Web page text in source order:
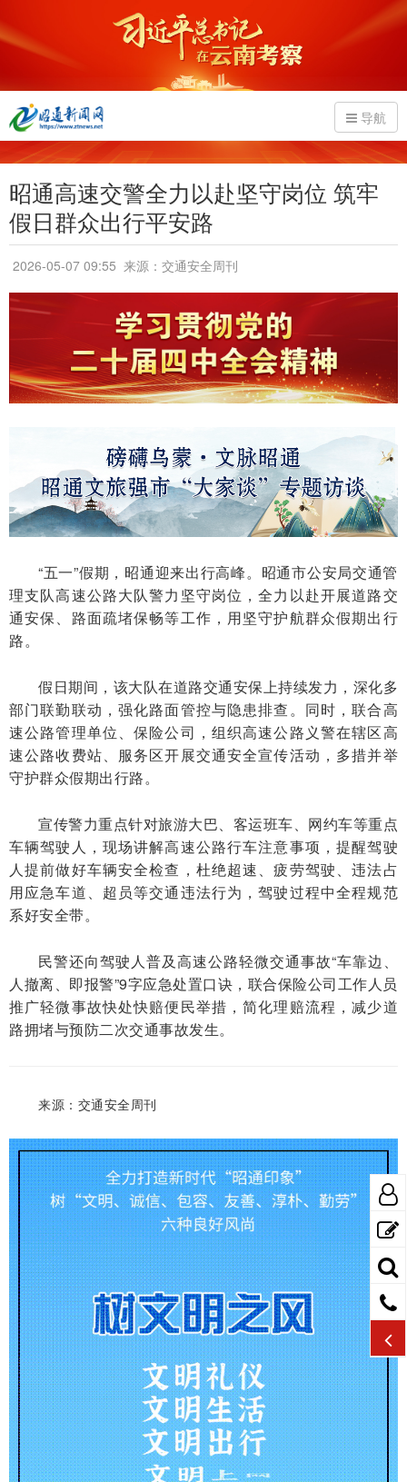
导航
昭通高速交警全力以赴坚守岗位 筑牢
假日群众出行平安路
2026-05-07 09:55 来源：交通安全周刊
“五一”假期，昭通迎来出行高峰。昭通市公安局交通管
理支队高速公路大队警力坚守岗位，全力以赴开展道路交
通安保、路面疏堵保畅等工作，用坚守护航群众假期出行
路。
假日期间，该大队在道路交通安保上持续发力，深化多
部门联勤联动，强化路面管控与隐患排查。同时，联合高
速公路管理单位、保险公司，组织高速公路义警在辖区高
速公路收费站、服务区开展交通安全宣传活动，多措并举
守护群众假期出行路。
宣传警力重点针对旅游大巴、客运班车、网约车等重点
车辆驾驶人，现场讲解高速公路行车注意事项，提醒驾驶
人提前做好车辆安全检查，杜绝超速、疲劳驾驶、违法占
用应急车道、超员等交通违法行为，驾驶过程中全程规范
系好安全带。
民警还向驾驶人普及高速公路轻微交通事故“车靠边、
人撤离、即报警”9字应急处置口诀，联合保险公司工作人员
推广轻微事故快处快赔便民举措，简化理赔流程，减少道
路拥堵与预防二次交通事故发生。
来源：交通安全周刊